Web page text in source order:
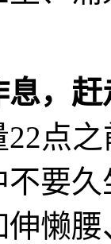
，
点
要
懒